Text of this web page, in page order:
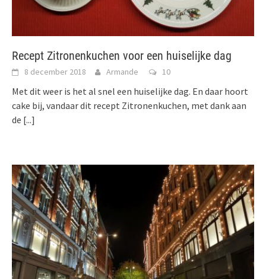
Recept Zitronenkuchen voor een huiselijke dag
8 december 2018 Armande 10
Met dit weer is het al snel een huiselijke dag. En daar hoort
cake bij, vandaar dit recept Zitronenkuchen, met dank aan
de [...]